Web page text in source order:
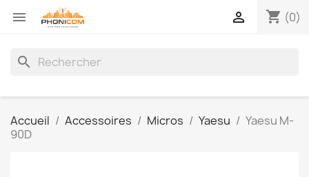
 shopping_cart (0)

search
Accueil Accessoires Micros Yaesu
Yaesu M-
90D